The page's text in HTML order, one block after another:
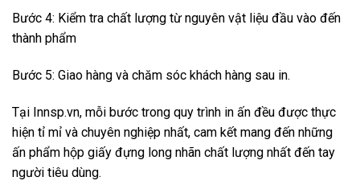
Bước 4: Kiểm tra chất lượng từ nguyên vật liệu đầu vào đến
thành phẩm
Bước 5: Giao hàng và chăm sóc khách hàng sau in.
Tại Innsp.vn, mỗi bước trong quy trình in ấn đều được thực
hiện tỉ mỉ và chuyên nghiệp nhất, cam kết mang đến những
ấn phẩm hộp giấy đựng long nhãn chất lượng nhất đến tay
người tiêu dùng.